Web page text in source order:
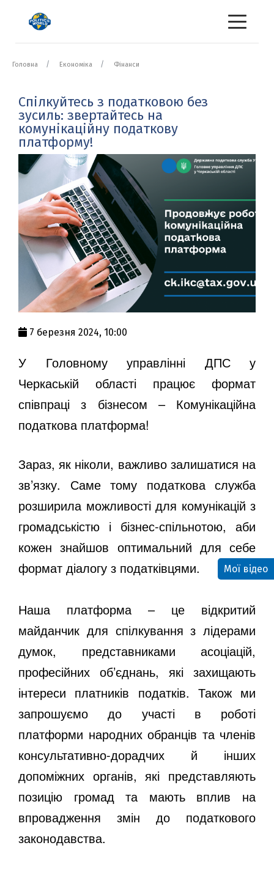
Головна Економіка Фінанси
Спілкуйтесь з податковою без
зусиль: звертайтесь на
комунікаційну податкову
платформу!
7 березня 2024, 10:00
У Головному управлінні ДПС у
Черкаській області працює формат
співпраці з бізнесом – Комунікаційна
податкова платформа!
Зараз, як ніколи, важливо залишатися на
зв’язку. Саме тому податкова служба
розширила можливості для комунікацій з
громадськістю і бізнес-спільнотою, аби
кожен знайшов оптимальний для себе
формат діалогу з податківцями.
Наша платформа – це відкритий
майданчик для спілкування з лідерами
думок, представниками асоціацій,
професійних об’єднань, які захищають
інтереси платників податків. Також ми
запрошуємо до участі в роботі
платформи народних обранців та членів
консультативно-дорадчих й інших
допоміжних органів, які представляють
позицію громад та мають вплив на
впровадження змін до податкового
законодавства.
Мої відео